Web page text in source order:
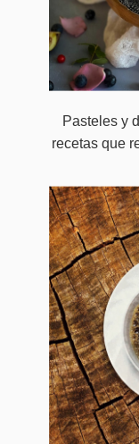
Pasteles y
recetas que